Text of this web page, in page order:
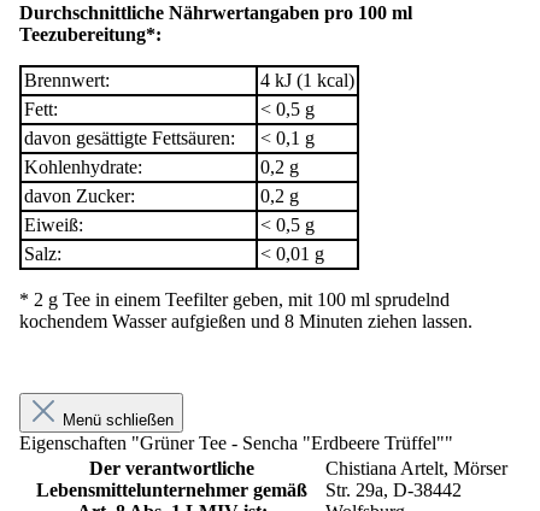
Durchschnittliche Nährwertangaben pro 100 ml
Teezubereitung*:
Brennwert:
4 kJ (1 kcal)
Fett:
< 0,5 g
davon gesättigte Fettsäuren:
< 0,1 g
Kohlenhydrate:
0,2 g
davon Zucker:
0,2 g
Eiweiß:
< 0,5 g
Salz:
< 0,01 g
* 2 g Tee in einem Teefilter geben, mit 100 ml sprudelnd
kochendem Wasser aufgießen und 8 Minuten ziehen lassen.
Menü schließen
Eigenschaften "Grüner Tee - Sencha "Erdbeere Trüffel""
Der verantwortliche
Lebensmittelunternehmer gemäß
Chistiana Artelt, Mörser
Str. 29a, D-38442